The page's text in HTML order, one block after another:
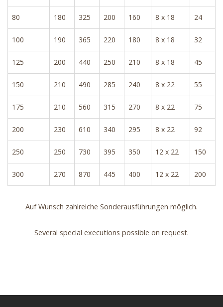
80 180 325 200 160 8 x 18 24
100 190 365 220 180 8 x 18 32
125 200 440 250 210 8 x 18 45
150 210 490 285 240 8 x 22 55
175 210 560 315 270 8 x 22 75
200 230 610 340 295 8 x 22 92
250 250 730 395 350 12 x 22 150
300 270 870 445 400 12 x 22 200
Auf Wunsch zahlreiche Sonderausführungen möglich.
Several special executions possible on request.